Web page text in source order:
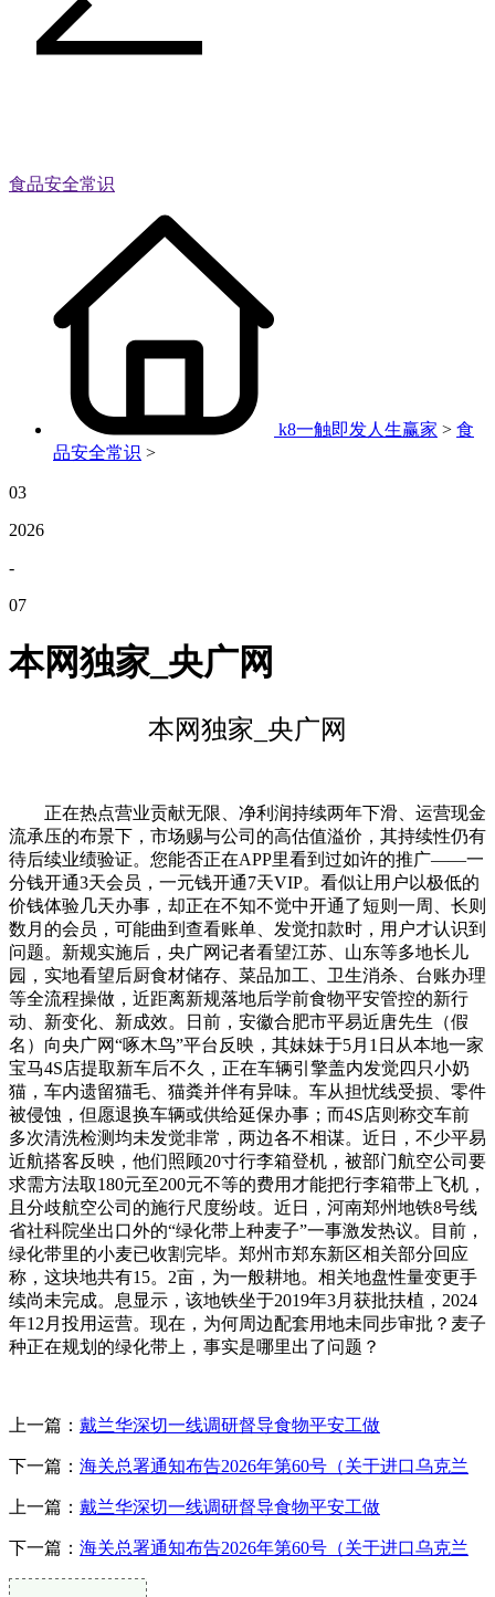
食品安全常识
k8一触即发人生赢家 > 食
品安全常识 >
03
2026
-
07
本网独家_央广网
本网独家_央广网
正在热点营业贡献无限、净利润持续两年下滑、运营现金
流承压的布景下，市场赐与公司的高估值溢价，其持续性仍有
待后续业绩验证。您能否正在APP里看到过如许的推广——一
分钱开通3天会员，一元钱开通7天VIP。看似让用户以极低的
价钱体验几天办事，却正在不知不觉中开通了短则一周、长则
数月的会员，可能曲到查看账单、发觉扣款时，用户才认识到
问题。新规实施后，央广网记者看望江苏、山东等多地长儿
园，实地看望后厨食材储存、菜品加工、卫生消杀、台账办理
等全流程操做，近距离新规落地后学前食物平安管控的新行
动、新变化、新成效。日前，安徽合肥市平易近唐先生（假
名）向央广网“啄木鸟”平台反映，其妹妹于5月1日从本地一家
宝马4S店提取新车后不久，正在车辆引擎盖内发觉四只小奶
猫，车内遗留猫毛、猫粪并伴有异味。车从担忧线受损、零件
被侵蚀，但愿退换车辆或供给延保办事；而4S店则称交车前
多次清洗检测均未发觉非常，两边各不相谋。近日，不少平易
近航搭客反映，他们照顾20寸行李箱登机，被部门航空公司要
求需方法取180元至200元不等的费用才能把行李箱带上飞机，
且分歧航空公司的施行尺度纷歧。近日，河南郑州地铁8号线
省社科院坐出口外的“绿化带上种麦子”一事激发热议。目前，
绿化带里的小麦已收割完毕。郑州市郑东新区相关部分回应
称，这块地共有15。2亩，为一般耕地。相关地盘性量变更手
续尚未完成。息显示，该地铁坐于2019年3月获批扶植，2024
年12月投用运营。现在，为何周边配套用地未同步审批？麦子
种正在规划的绿化带上，事实是哪里出了问题？
上一篇： 戴兰华深切一线调研督导食物平安工做
下一篇： 海关总署通知布告2026年第60号（关于进口乌克兰
上一篇： 戴兰华深切一线调研督导食物平安工做
下一篇： 海关总署通知布告2026年第60号（关于进口乌克兰